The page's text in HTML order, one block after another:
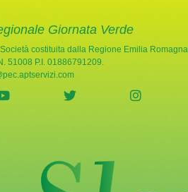
Giornata Verde
costituita dalla Regione Emilia Romagna
51008 P.I. 01886791209.
Facebook di Giornata Verde
visita la pagina YouTube di
visita la paginavisita la